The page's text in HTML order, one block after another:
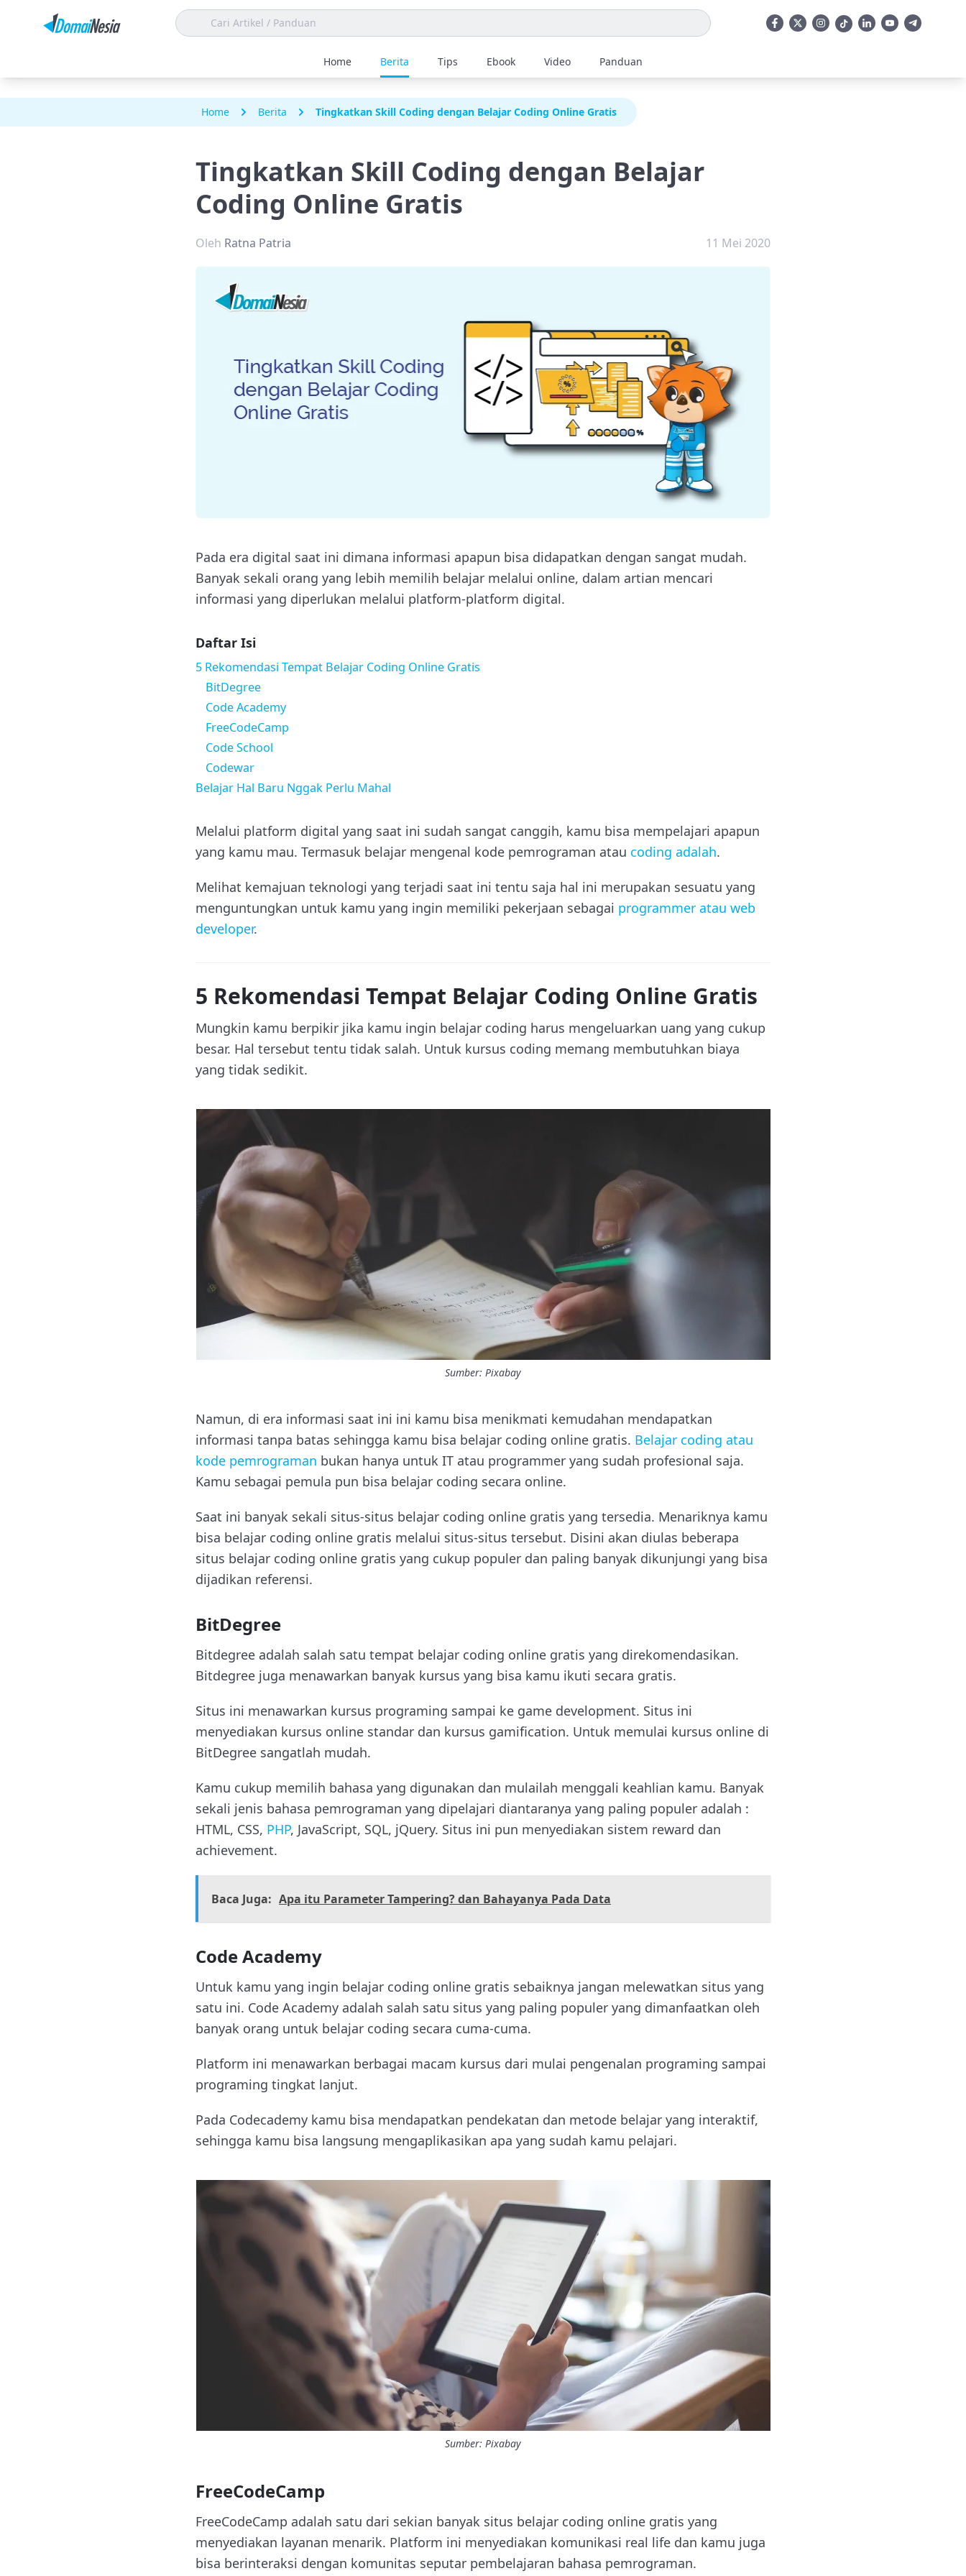
Home Berita Tips Ebook Video Panduan
Home Berita Tingkatkan Skill Coding dengan Belajar Coding Online Gratis
Tingkatkan Skill Coding dengan Belajar
Coding Online Gratis
Oleh Ratna Patria 11 Mei 2020
Pada era digital saat ini dimana informasi apapun bisa didapatkan dengan sangat mudah.
Banyak sekali orang yang lebih memilih belajar melalui online, dalam artian mencari
informasi yang diperlukan melalui platform-platform digital.
Daftar Isi
5 Rekomendasi Tempat Belajar Coding Online Gratis
BitDegree
Code Academy
FreeCodeCamp
Code School
Codewar
Belajar Hal Baru Nggak Perlu Mahal
Melalui platform digital yang saat ini sudah sangat canggih, kamu bisa mempelajari apapun
yang kamu mau. Termasuk belajar mengenal kode pemrograman atau coding adalah.
Melihat kemajuan teknologi yang terjadi saat ini tentu saja hal ini merupakan sesuatu yang
menguntungkan untuk kamu yang ingin memiliki pekerjaan sebagai programmer atau web
developer.
5 Rekomendasi Tempat Belajar Coding Online Gratis
Mungkin kamu berpikir jika kamu ingin belajar coding harus mengeluarkan uang yang cukup
besar. Hal tersebut tentu tidak salah. Untuk kursus coding memang membutuhkan biaya
yang tidak sedikit.
Sumber: Pixabay
Namun, di era informasi saat ini ini kamu bisa menikmati kemudahan mendapatkan
informasi tanpa batas sehingga kamu bisa belajar coding online gratis. Belajar coding atau
kode pemrograman bukan hanya untuk IT atau programmer yang sudah profesional saja.
Kamu sebagai pemula pun bisa belajar coding secara online.
Saat ini banyak sekali situs-situs belajar coding online gratis yang tersedia. Menariknya kamu
bisa belajar coding online gratis melalui situs-situs tersebut. Disini akan diulas beberapa
situs belajar coding online gratis yang cukup populer dan paling banyak dikunjungi yang bisa
dijadikan referensi.
BitDegree
Bitdegree adalah salah satu tempat belajar coding online gratis yang direkomendasikan.
Bitdegree juga menawarkan banyak kursus yang bisa kamu ikuti secara gratis.
Situs ini menawarkan kursus programing sampai ke game development. Situs ini
menyediakan kursus online standar dan kursus gamification. Untuk memulai kursus online di
BitDegree sangatlah mudah.
Kamu cukup memilih bahasa yang digunakan dan mulailah menggali keahlian kamu. Banyak
sekali jenis bahasa pemrograman yang dipelajari diantaranya yang paling populer adalah :
HTML, CSS, PHP, JavaScript, SQL, jQuery. Situs ini pun menyediakan sistem reward dan
achievement.
Baca Juga: Apa itu Parameter Tampering? dan Bahayanya Pada Data
Code Academy
Untuk kamu yang ingin belajar coding online gratis sebaiknya jangan melewatkan situs yang
satu ini. Code Academy adalah salah satu situs yang paling populer yang dimanfaatkan oleh
banyak orang untuk belajar coding secara cuma-cuma.
Platform ini menawarkan berbagai macam kursus dari mulai pengenalan programing sampai
programing tingkat lanjut.
Pada Codecademy kamu bisa mendapatkan pendekatan dan metode belajar yang interaktif,
sehingga kamu bisa langsung mengaplikasikan apa yang sudah kamu pelajari.
Sumber: Pixabay
FreeCodeCamp
FreeCodeCamp adalah satu dari sekian banyak situs belajar coding online gratis yang
menyediakan layanan menarik. Platform ini menyediakan komunikasi real life dan kamu juga
bisa berinteraksi dengan komunitas seputar pembelajaran bahasa pemrograman.